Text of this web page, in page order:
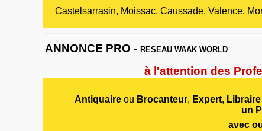
Castelsarrasin, Moissac, Caussade, Valence,
ANNONCE PRO - RESEAU WAAK WORLD
à l'attention des
Antiquaireou Brocanteur, Expert, Libraire
un
avec